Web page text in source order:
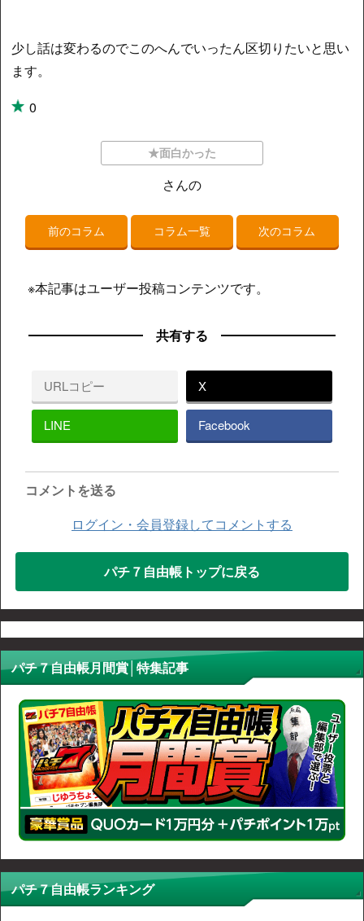
少し話は変わるのでこのへんでいったん区切りたいと思い
ます。
0
★面白かった
さんの
前のコラム コラム一覧 次のコラム
※本記事はユーザー投稿コンテンツです。
共有する
URLコピー X
LINE Facebook
コメントを送る
ログイン・会員登録してコメントする
パチ７自由帳トップに戻る
パチ７自由帳月間賞│特集記事
パチ７自由帳ランキング